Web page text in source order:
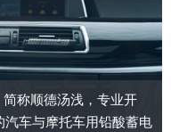
称顺德汤浅，专业开
车与摩托车用铅酸蓄电